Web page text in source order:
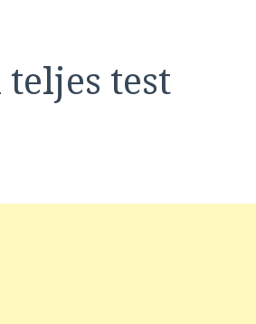
test